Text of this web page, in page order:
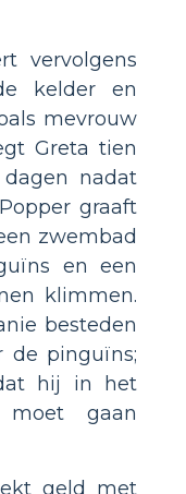
vervolgens
kelder en
mevrouw
Greta tien
nadat
graaft
zwembad
en een
klimmen.
besteden
de pinguïns;
hij in het
gaan
geld met